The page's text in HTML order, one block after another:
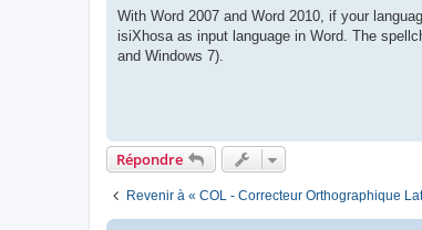
s
a
g
With Word 2007 and Word 2010, if your
isiXhosa as input language in Word. The
and Windows 7).
Répondre
Revenir à « COL - Correcteur Orthographique